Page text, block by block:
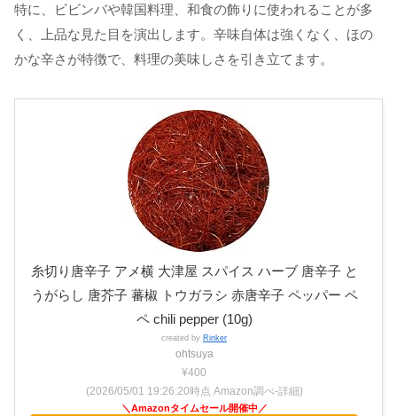
特に、ビビンバや韓国料理、和食の飾りに使われることが多
く、上品な見た目を演出します。辛味自体は強くなく、ほの
かな辛さが特徴で、料理の美味しさを引き立てます。
糸切り唐辛子 アメ横 大津屋 スパイス ハーブ 唐辛子 と
うがらし 唐芥子 蕃椒 トウガラシ 赤唐辛子 ペッパー ペ
ペ chili pepper (10g)
created by Rinker
ohtsuya
¥400
(2026/05/01 19:26:20時点 Amazon調べ-詳細)